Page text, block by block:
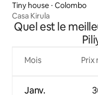
Tiny house ⋅ Colombo
Casa Kirula
Quel est le
Mois
Janv.
Prix